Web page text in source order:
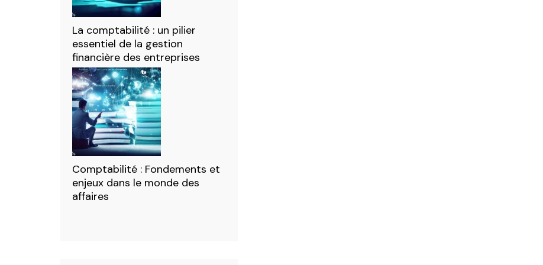
La comptabilité : un pilier
essentiel de la gestion
financière des entreprises
Comptabilité : Fondements et
enjeux dans le monde des
affaires